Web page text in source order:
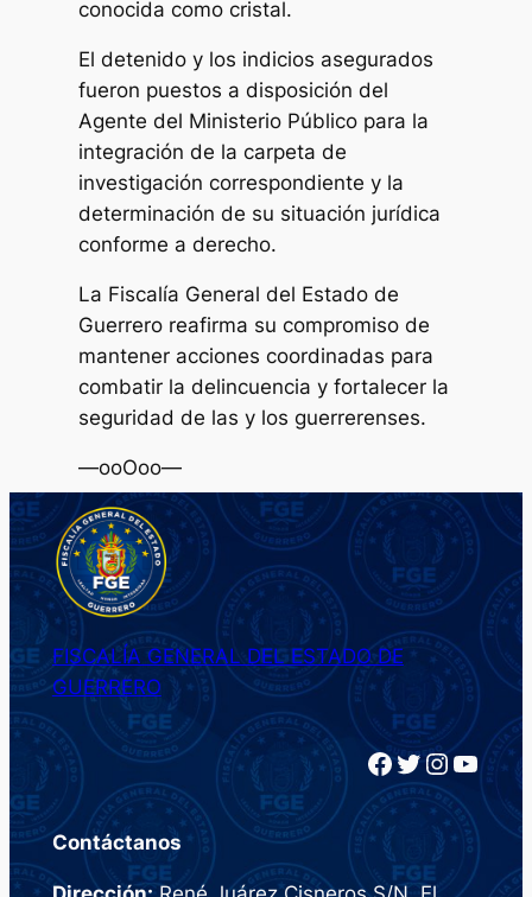
conocida como cristal.
El detenido y los indicios asegurados
fueron puestos a disposición del
Agente del Ministerio Público para la
integración de la carpeta de
investigación correspondiente y la
determinación de su situación jurídica
conforme a derecho.
La Fiscalía General del Estado de
Guerrero reafirma su compromiso de
mantener acciones coordinadas para
combatir la delincuencia y fortalecer la
seguridad de las y los guerrerenses.
—ooOoo—
FISCALÍA GENERAL DEL ESTADO DE
GUERRERO
Facebook Twitter InstagramYouTube
Contáctanos